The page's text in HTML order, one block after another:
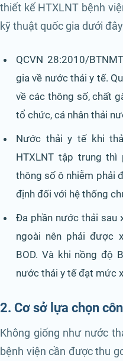
thiết kế HTXLNT bệnh
kỹ thuật quốc gia dưới
QCVN 28:2010/
gia về nước thải y tế.
về các thông số, chất
tổ chức, cá nhân thải
Nước thải y tế khi
HTXLNT tập trung
thông số ô nhiễm phải
định đối với hệ thống
Đa phần nước thải sau
ngoài nên phải được
BOD. Và khi nồng độ
nước thải y tế đạt mức
2. Cơ sở lựa chọn
Không giống như nước
bệnh viện cần được thu